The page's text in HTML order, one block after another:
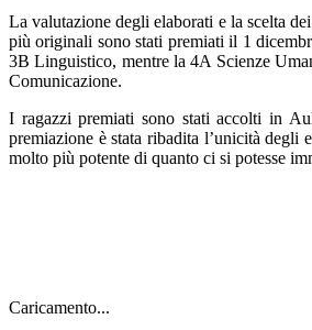
La valutazione degli elaborati e la scelta
più originali sono stati premiati il 1
3B Linguistico, mentre la 4A Scienze
Comunicazione.
I ragazzi premiati sono stati accolti in
premiazione è stata ribadita l’unicità degli
molto più potente di quanto ci si potesse
Caricamento...